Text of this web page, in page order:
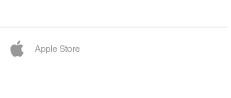
Apple Store